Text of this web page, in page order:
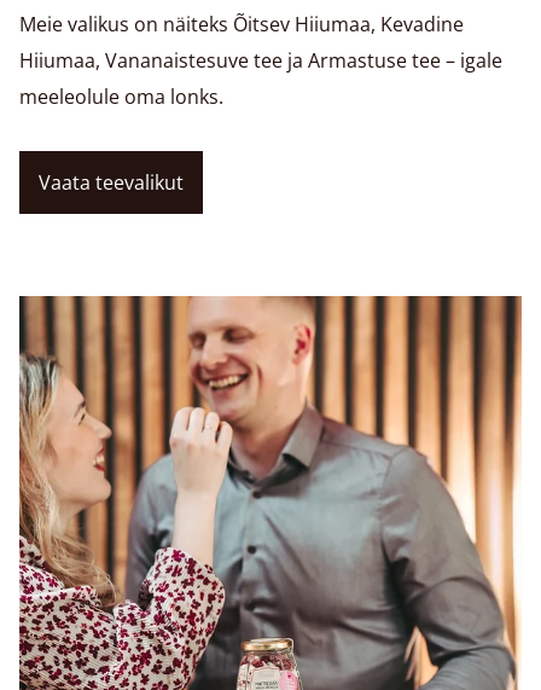
Meie valikus on näiteks Õitsev Hiiumaa, Kevadine
Hiiumaa, Vananaistesuve tee ja Armastuse tee – igale
meeleolule oma lonks.
Vaata teevalikut